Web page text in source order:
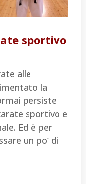
sportivo
alle
la
persiste
sportivo e
Ed è per
un po’ di